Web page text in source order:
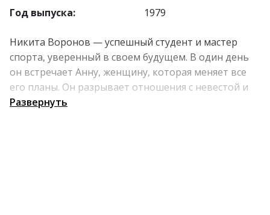
Год выпуска:
1979
Никита Воронов — успешный студент и мастер
спорта, уверенный в своем будущем. В один день
он встречает Анну, женщину, которая меняет все
его планы. Он разрывает отношения с невестой и
стремится завоевать расположение новой
Развернуть